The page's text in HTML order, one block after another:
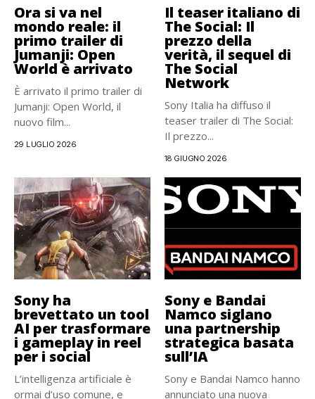
Ora si va nel
mondo reale: il
primo trailer di
Jumanji: Open
World è arrivato
È arrivato il primo trailer di
Jumanji: Open World, il
nuovo film...
29 LUGLIO 2026
Il teaser italiano di
The Social: Il
prezzo della
verità, il sequel di
The Social
Network
Sony Italia ha diffuso il
teaser trailer di The Social:
Il prezzo...
18 GIUGNO 2026
Sony ha
brevettato un tool
AI per trasformare
i gameplay in reel
per i social
L’intelligenza artificiale è
ormai d’uso comune, e
Sony e Bandai
Namco siglano
una partnership
strategica basata
sull’IA
Sony e Bandai Namco hanno
annunciato una nuova